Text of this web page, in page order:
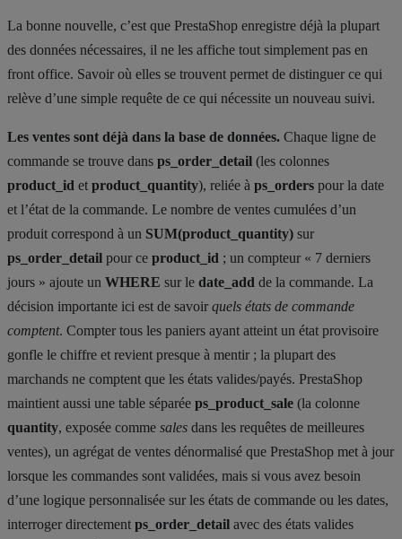
La bonne nouvelle, c’est que PrestaShop enregistre déjà la plupart
des données nécessaires, il ne les affiche tout simplement pas en
front office. Savoir où elles se trouvent permet de distinguer ce qui
relève d’une simple requête de ce qui nécessite un nouveau suivi.
Les ventes sont déjà dans la base de données. Chaque ligne de
commande se trouve dans ps_order_detail (les colonnes
product_id et product_quantity), reliée à ps_orders pour la date
et l’état de la commande. Le nombre de ventes cumulées d’un
produit correspond à un SUM(product_quantity) sur
ps_order_detail pour ce product_id ; un compteur « 7 derniers
jours » ajoute un WHERE sur le date_add de la commande. La
décision importante ici est de savoir quels états de commande
comptent. Compter tous les paniers ayant atteint un état provisoire
gonfle le chiffre et revient presque à mentir ; la plupart des
marchands ne comptent que les états valides/payés. PrestaShop
maintient aussi une table séparée ps_product_sale (la colonne
quantity, exposée comme sales dans les requêtes de meilleures
ventes), un agrégat de ventes dénormalisé que PrestaShop met à jour
lorsque les commandes sont validées, mais si vous avez besoin
d’une logique personnalisée sur les états de commande ou les dates,
interroger directement ps_order_detail avec des états valides